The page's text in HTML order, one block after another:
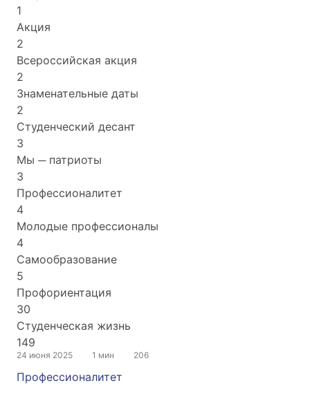
1
Акция
2
Всероссийская акция
2
Знаменательные даты
2
Студенческий десант
3
Мы ─ патриоты
3
Профессионалитет
4
Молодые профессионалы
4
Самообразование
5
Профориентация
30
Студенческая жизнь
149
24 июня 2025 1 мин 206
Профессионалитет